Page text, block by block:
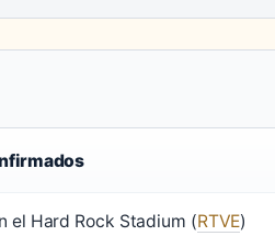
el Hard Rock Stadium (RTVE)